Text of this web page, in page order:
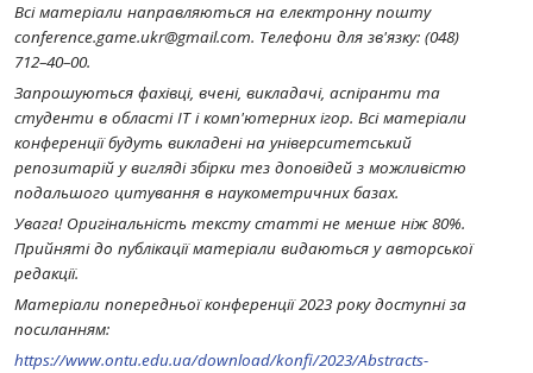
Всі матеріали направляються на електронну пошту
conference.game.ukr@gmail.com. Телефони для зв'язку: (048)
712–40–00.
Запрошуються фахівці, вчені, викладачі, аспіранти та
студенти в області IT і комп'ютерних ігор. Всі матеріали
конференції будуть викладені на університетський
репозитарій у вигляді збірки тез доповідей з можливістю
подальшого цитування в наукометричних базах.
Увага! Оригінальність тексту статті не менше ніж 80%.
Прийняті до публікації матеріали видаються у авторської
редакції.
Матеріали попередньої конференції 2023 року доступні за
посиланням:
https://www.ontu.edu.ua/download/konfi/2023/Abstracts-